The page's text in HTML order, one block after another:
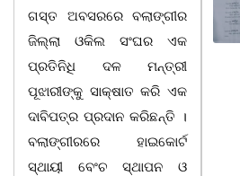
ଗସ୍ତ ଅବସରରେ ବଲାଙ୍ଗୀର
ଜିଲ୍ଲା ଓକିଲ ସଂଘର ଏକ
ପ୍ରତିନିଧି ଦଳ ମନ୍ତ୍ରୀ
ପୂଝାରୀଙ୍କୁ ସାକ୍ଷାତ କରି ଏକ
ଦାବିପତ୍ର ପ୍ରଦାନ କରିଛନ୍ତି ।
ବଲାଙ୍ଗୀରରେ ହାଇକୋର୍ଟ
ସ୍ଥାୟୀ ବେଂଚ ସ୍ଥାପନ ଓ